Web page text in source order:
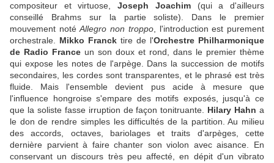
compositeur et virtuose,Joseph Joachim(qui a d'ailleurs
conseillé Brahms sur la partie soliste). Dans le premier
mouvement notéAllegro non troppo, l'introduction est purement
orchestrale. Mikko Franck tire de l'Orchestre Philharmonique
de Radio France un son doux et rond, dans le premier thème
qui expose les notes de l'arpège. Dans la succession de motifs
secondaires, les cordes sont transparentes, et le phrasé est très
fluide. Mais l'ensemble devient pus acide à mesure que
l'influence hongroise s'empare des motifs exposés, jusqu'à ce
que la soliste fasse irruption de façon tonitruante. Hilary Hahn a
le don de rendre simples les difficultés de la partition. Au milieu
des accords, octaves, bariolages et traits d'arpèges, cette
dernière parvient à faire chanter son violon avec aisance. En
conservant un discours très peu affecté, en dépit d'un vibrato